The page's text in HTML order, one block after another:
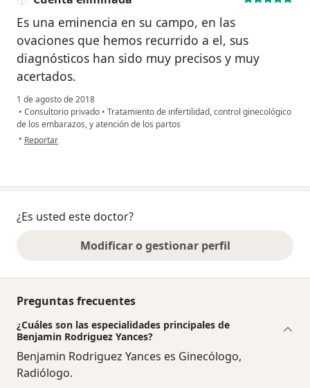
Es una eminencia en su campo, en las
ovaciones que hemos recurrido a el, sus
diagnósticos han sido muy precisos y muy
acertados.
1 de agosto de 2018
• Consultorio privado • Tratamiento de infertilidad, control ginecológico
de los embarazos, y atención de los partos
• en opinión del usuario Cuenta eliminada
Reportar
¿Es usted este doctor?
Modificar o gestionar perfil
Preguntas frecuentes
¿Cuáles son las especialidades principales de
Benjamin Rodriguez Yances?
Benjamin Rodriguez Yances es Ginecólogo,
Radiólogo.